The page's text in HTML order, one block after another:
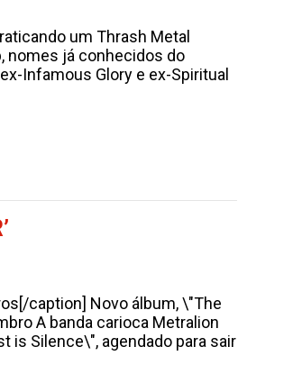
um Thrash Metal
nomes já conhecidos do
Infamous Glory e ex-Spiritual
caption] Novo álbum, \"The
A banda carioca Metralion
is Silence\", agendado para sair